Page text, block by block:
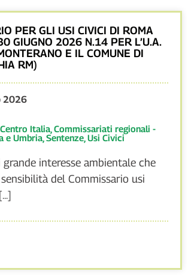
PER GLI USI CIVICI DI ROMA
GIUGNO 2026 N.14 PER L’U.A.
E IL COMUNE DI
RM)
2026
Centro Italia, Commissariati regionali -
e Umbria, Sentenze, Usi Civici
grande interesse ambientale che
del Commissario usi